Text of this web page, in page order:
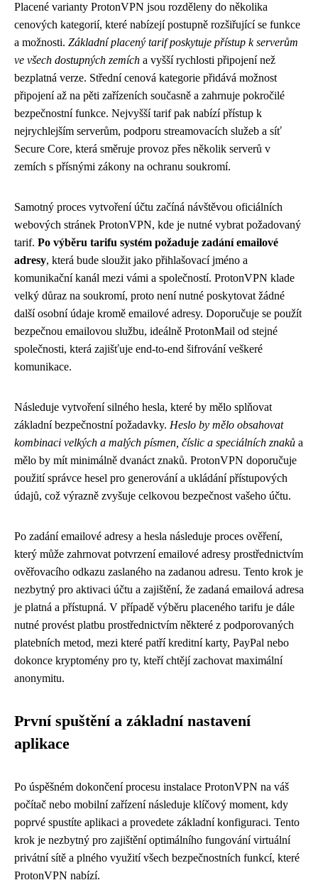
Placené varianty ProtonVPN jsou rozděleny do několika
cenových kategorií, které nabízejí postupně rozšiřující se funkce
a možnosti. Základní placený tarif poskytuje přístup k serverům
ve všech dostupných zemích a vyšší rychlosti připojení než
bezplatná verze. Střední cenová kategorie přidává možnost
připojení až na pěti zařízeních současně a zahrnuje pokročilé
bezpečnostní funkce. Nejvyšší tarif pak nabízí přístup k
nejrychlejším serverům, podporu streamovacích služeb a síť
Secure Core, která směruje provoz přes několik serverů v
zemích s přísnými zákony na ochranu soukromí.
Samotný proces vytvoření účtu začíná návštěvou oficiálních
webových stránek ProtonVPN, kde je nutné vybrat požadovaný
tarif. Po výběru tarifu systém požaduje zadání emailové
adresy, která bude sloužit jako přihlašovací jméno a
komunikační kanál mezi vámi a společností. ProtonVPN klade
velký důraz na soukromí, proto není nutné poskytovat žádné
další osobní údaje kromě emailové adresy. Doporučuje se použít
bezpečnou emailovou službu, ideálně ProtonMail od stejné
společnosti, která zajišťuje end-to-end šifrování veškeré
komunikace.
Následuje vytvoření silného hesla, které by mělo splňovat
základní bezpečnostní požadavky. Heslo by mělo obsahovat
kombinaci velkých a malých písmen, číslic a speciálních znaků a
mělo by mít minimálně dvanáct znaků. ProtonVPN doporučuje
použití správce hesel pro generování a ukládání přístupových
údajů, což výrazně zvyšuje celkovou bezpečnost vašeho účtu.
Po zadání emailové adresy a hesla následuje proces ověření,
který může zahrnovat potvrzení emailové adresy prostřednictvím
ověřovacího odkazu zaslaného na zadanou adresu. Tento krok je
nezbytný pro aktivaci účtu a zajištění, že zadaná emailová adresa
je platná a přístupná. V případě výběru placeného tarifu je dále
nutné provést platbu prostřednictvím některé z podporovaných
platebních metod, mezi které patří kreditní karty, PayPal nebo
dokonce kryptomény pro ty, kteří chtějí zachovat maximální
anonymitu.
První spuštění a základní nastavení
aplikace
Po úspěšném dokončení procesu instalace ProtonVPN na váš
počítač nebo mobilní zařízení následuje klíčový moment, kdy
poprvé spustíte aplikaci a provedete základní konfiguraci. Tento
krok je nezbytný pro zajištění optimálního fungování virtuální
privátní sítě a plného využití všech bezpečnostních funkcí, které
ProtonVPN nabízí.